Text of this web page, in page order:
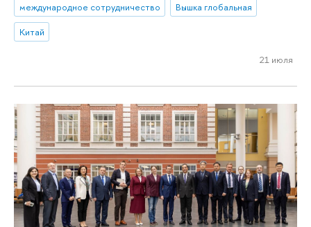
международное сотрудничество
Вышка глобальная
Китай
21 июля